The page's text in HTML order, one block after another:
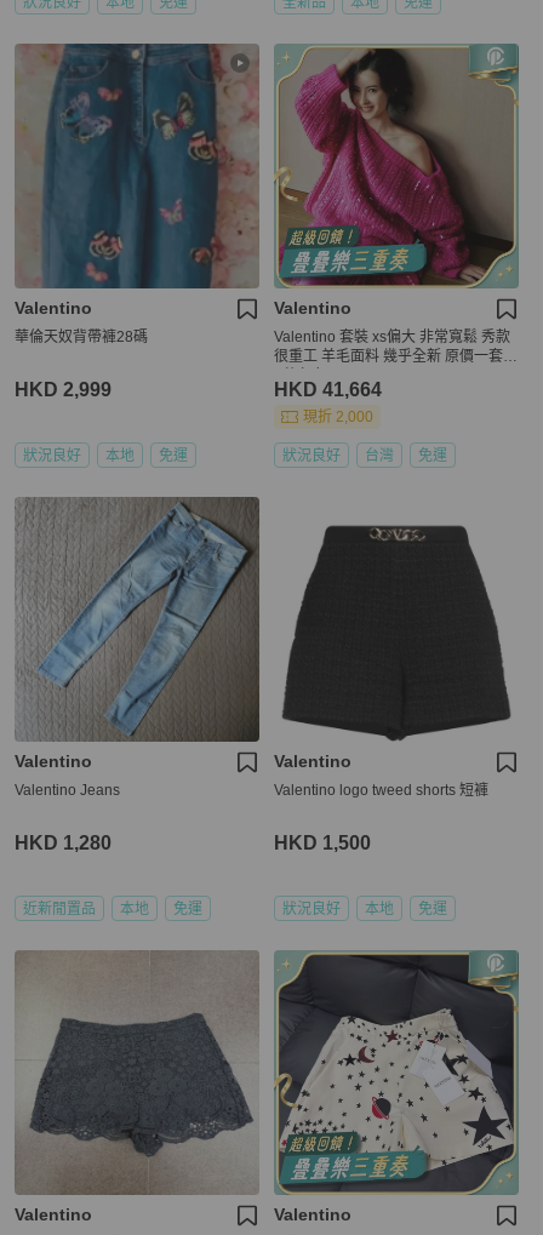
Valentino
華倫天奴背帶褲28碼
HKD 2,999
狀況良好 本地 免運
Valentino
Valentino 套裝 xs偏大 非常寬鬆 秀款
很重工 羊毛面料 幾乎全新 原價一套4
HKD 41,664
現折 2,000
狀況良好 台灣 免運
Valentino
Valentino Jeans
HKD 1,280
近新閒置品 本地 免運
Valentino
Valentino logo tweed shorts 短褲
HKD 1,500
狀況良好 本地 免運
Valentino Valentino